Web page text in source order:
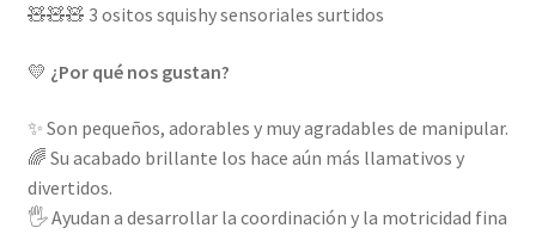
🧸🧸🧸 3 ositos squishy sensoriales surtidos
💛 ¿Por qué nos gustan?
✨ Son pequeños, adorables y muy agradables de manipular.
🌈 Su acabado brillante los hace aún más llamativos y
divertidos.
🖐️ Ayudan a desarrollar la coordinación y la motricidad fina